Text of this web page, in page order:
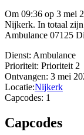
Om 09:36 op 3 mei
Nijkerk. In totaal zijn
Ambulance 07125
Dienst: Ambulance
Prioriteit: Prioriteit 2
Ontvangen: 3 mei
Locatie:Nijkerk
Capcodes: 1
Capcodes